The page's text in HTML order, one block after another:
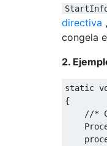
directiva
congela
2.
static
{
//*